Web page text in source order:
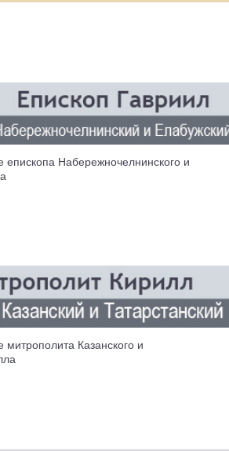
епископа Набережночелнинского и
Казанского и